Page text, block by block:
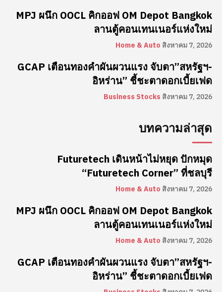
MPJ ผนึก OOCL คิกออฟ OM Depot Bangkok
ลานตู้คอนเทนเนอร์แห่งใหม่
Home & Auto สิงหาคม 7, 2026
GCAP เตือนทองคำผันผวนแรง จับตา”สหรัฐฯ-
อิหร่าน” ชี้ชะตาดอกเบี้ยเฟด
Business Stocks สิงหาคม 7, 2026
บทความล่าสุด
Futuretech เดินหน้าไม่หยุด ปักหมุด
“Futuretech Corner” ที่ชลบุรี
Home & Auto สิงหาคม 7, 2026
MPJ ผนึก OOCL คิกออฟ OM Depot Bangkok
ลานตู้คอนเทนเนอร์แห่งใหม่
Home & Auto สิงหาคม 7, 2026
GCAP เตือนทองคำผันผวนแรง จับตา”สหรัฐฯ-
อิหร่าน” ชี้ชะตาดอกเบี้ยเฟด